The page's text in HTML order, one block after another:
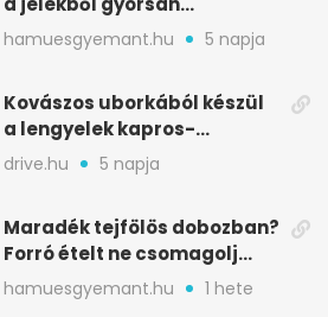
észreveheted
hamuesgyemant.hu 5 napja
Kovászos uborkából készül
a lengyelek kapros-
savanykás levese
drive.hu 5 napja
Maradék tejfölös dobozban?
Forró ételt ne csomagolj
ilyen tégelybe
hamuesgyemant.hu 1 hete